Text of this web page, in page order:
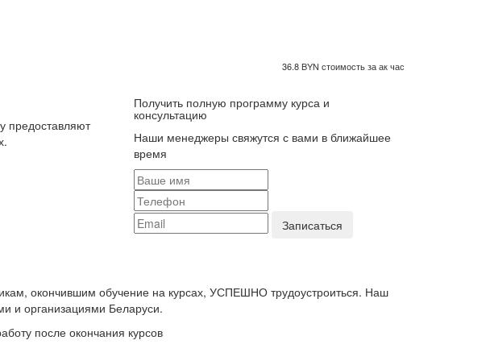
36.8 BYN стоимость за ак час
предоставляют
Получить полную программу курса и
консультацию
Наши менеджеры свяжутся с вами в ближайшее
время
окончившим обучение на курсах, УСПЕШНО трудоустроиться. Наш
и организациями Беларуси.
после окончания курсов